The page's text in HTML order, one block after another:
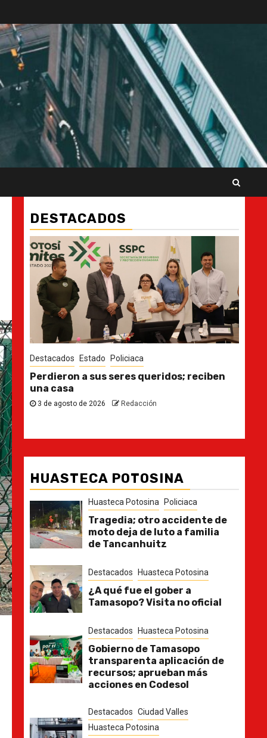
DESTACADOS
Destacados Estado
Ya casi, el quinto informe del Gobernador
30 de julio de 2026
HUASTECA POTOSINA
Huasteca Potosina Policiaca
Tragedia; otro accidente de
moto deja de luto a familia
de Tancanhuitz
Destacados Huasteca Potosina
¿A qué fue el gober a
Tamasopo? Visita no oficial
Destacados Huasteca Potosina
Gobierno de Tamasopo
transparenta aplicación de
recursos; aprueban más
acciones en Codesol
Destacados Ciudad Valles
Huasteca Potosina